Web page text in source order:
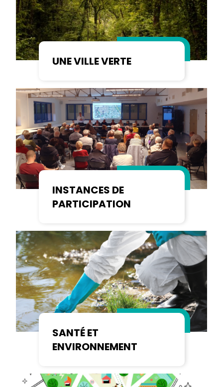
UNE VILLE VERTE
INSTANCES DE
PARTICIPATION
SANTÉ ET
ENVIRONNEMENT